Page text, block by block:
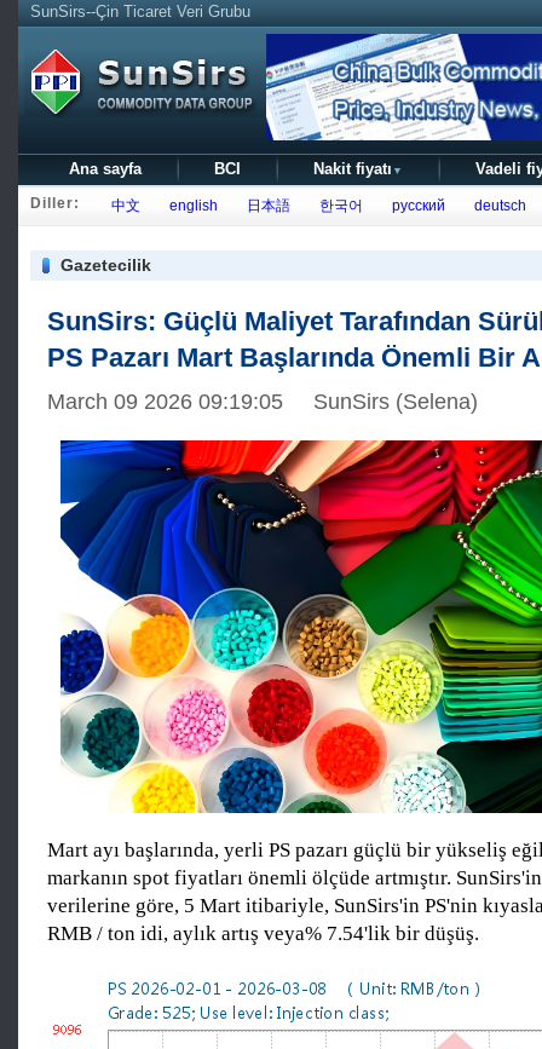
SunSirs--Çin Ticaret Veri Grubu
Ana sayfa BCI Nakit fiyatı ▼ Vadeli
Diller: 中文 english 日本語 한국어 русский deutsch
Gazetecilik
SunSirs: Güçlü Maliyet Tarafından
PS Pazarı Mart Başlarında Önemli Bir
March 09 2026 09:19:05 SunSirs (Selena)
Mart ayı başlarında, yerli PS pazarı güçlü bir yükseliş
markanın spot fiyatları önemli ölçüde artmıştır.
verilerine göre, 5 Mart itibariyle, SunSirs'in PS'nin
RMB / ton idi, aylık artış veya% 7.54'lik bir düşüş.